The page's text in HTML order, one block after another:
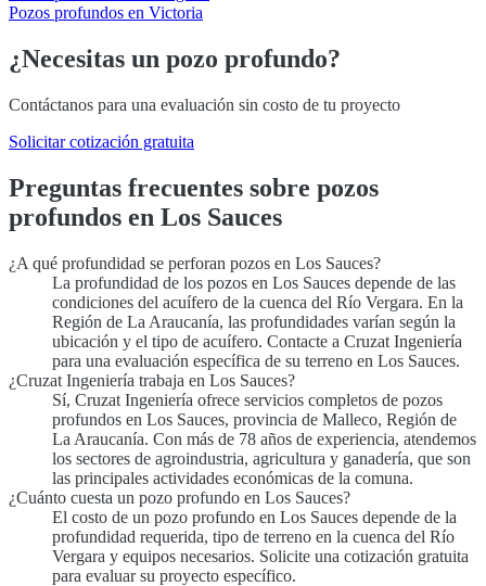
Pozos profundos en Victoria
¿Necesitas un pozo profundo?
Contáctanos para una evaluación sin costo de tu proyecto
Solicitar cotización gratuita
Preguntas frecuentes sobre pozos
profundos en Los Sauces
¿A qué profundidad se perforan pozos en Los Sauces?
La profundidad de los pozos en Los Sauces depende de las
condiciones del acuífero de la cuenca del Río Vergara. En la
Región de La Araucanía, las profundidades varían según la
ubicación y el tipo de acuífero. Contacte a Cruzat Ingeniería
para una evaluación específica de su terreno en Los Sauces.
¿Cruzat Ingeniería trabaja en Los Sauces?
Sí, Cruzat Ingeniería ofrece servicios completos de pozos
profundos en Los Sauces, provincia de Malleco, Región de
La Araucanía. Con más de 78 años de experiencia, atendemos
los sectores de agroindustria, agricultura y ganadería, que son
las principales actividades económicas de la comuna.
¿Cuánto cuesta un pozo profundo en Los Sauces?
El costo de un pozo profundo en Los Sauces depende de la
profundidad requerida, tipo de terreno en la cuenca del Río
Vergara y equipos necesarios. Solicite una cotización gratuita
para evaluar su proyecto específico.